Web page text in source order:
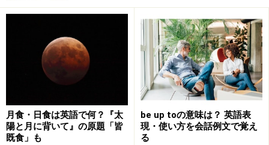
需要と供給 supply and demand
左右 right and left
紳士淑女 ladies and gentlemen
白黒 black and white
東西南北 north, south, east and west
飲食 eat and drink (food and drink)
行き来 come and go
前後 back and forth
月食・日食は英語で何？『太
陽と月に背いて』の原題「皆
既食」も
be up toの意味は？ 英語表
現・使い方を会話例文で覚え
る